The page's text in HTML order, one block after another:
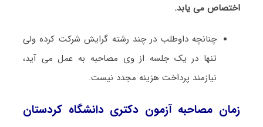
اختصاص می یابد.
چنانچه داوطلب در چند رشته گرایش شرکت کرده ولی
تنها در یک جلسه از وی مصاحبه به عمل می آید،
نیازمند پرداخت هزینه مجدد نیست.
زمان مصاحبه آزمون دکتری دانشگاه کردستان